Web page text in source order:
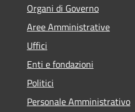
Organi di Governo
Aree Amministrative
Uffici
Enti e fondazioni
Politici
Personale Amministrativo